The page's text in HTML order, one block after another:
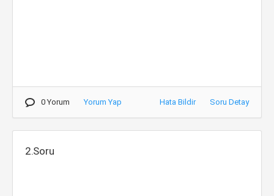
0 Yorum Yorum Yap Hata Bildir Soru Detay
2.Soru